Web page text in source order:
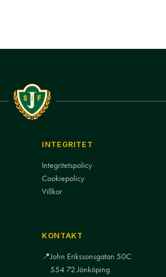
INTEGRITET
Integritetspolicy
Cookiepolicy
Villkor
KONTAKT
📍John Erikssonsgatan 50C
554 72 Jönköping